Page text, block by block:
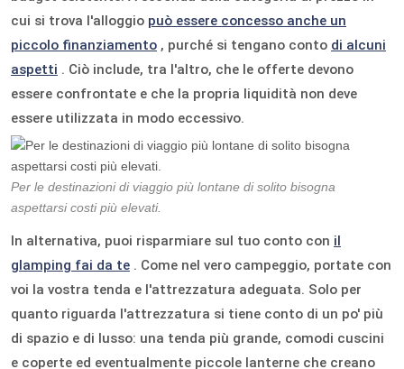
cui si trova l'alloggio può essere concesso anche un
piccolo finanziamento , purché si tengano conto di alcuni
aspetti . Ciò include, tra l'altro, che le offerte devono
essere confrontate e che la propria liquidità non deve
essere utilizzata in modo eccessivo.
Per le destinazioni di viaggio più lontane di solito bisogna
aspettarsi costi più elevati.
In alternativa, puoi risparmiare sul tuo conto con il
glamping fai da te . Come nel vero campeggio, portate con
voi la vostra tenda e l'attrezzatura adeguata. Solo per
quanto riguarda l'attrezzatura si tiene conto di un po' più
di spazio e di lusso: una tenda più grande, comodi cuscini
e coperte ed eventualmente piccole lanterne che creano